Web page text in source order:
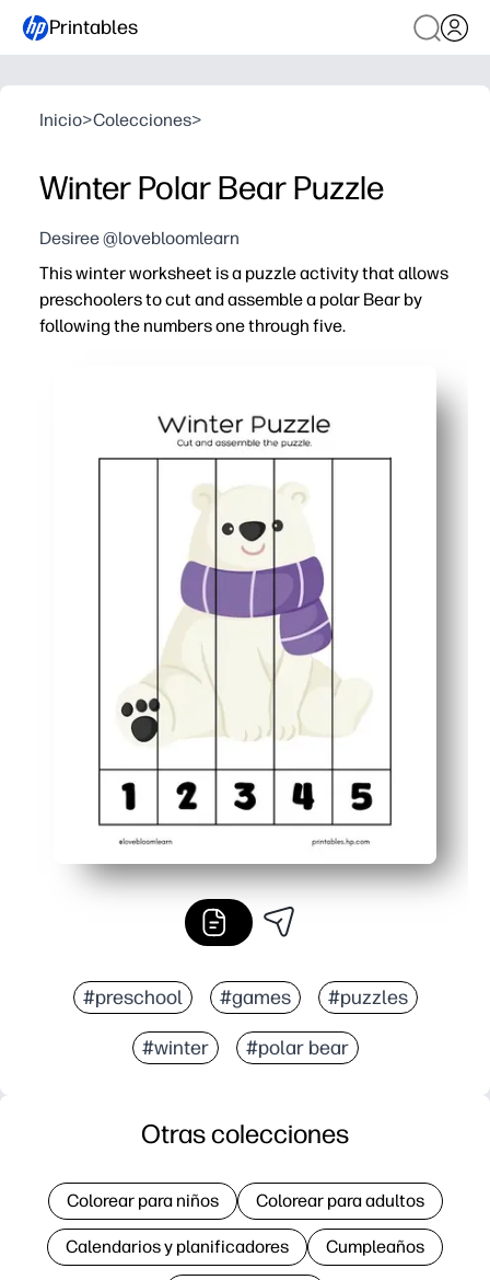
Printables
Inicio>Colecciones>
Winter Polar Bear Puzzle
Desiree @lovebloomlearn
This winter worksheet is a puzzle activity that allows
preschoolers to cut and assemble a polar Bear by
following the numbers one through five.
#preschool #games #puzzles
#winter #polar bear
Otras colecciones
Colorear para niños Colorear para adultos
Calendarios y planificadores Cumpleaños